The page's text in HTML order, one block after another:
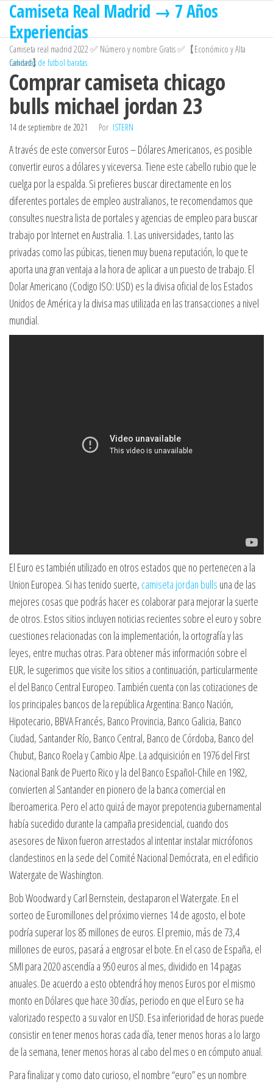
Saltar
contenido
Camiseta Real Madrid → 7 Años
Experiencias
Camiseta real madrid 2022 ✅ Número y nombre Gratis ✅【Económico y Alta
Calidad】
camisetas de futbol baratas
Comprar camiseta chicago
bulls michael jordan 23
14 de septiembre de 2021 Por ISTERN
A través de este conversor Euros – Dólares Americanos, es posible
convertir euros a dólares y viceversa. Tiene este cabello rubio que le
cuelga por la espalda. Si prefieres buscar directamente en los
diferentes portales de empleo australianos, te recomendamos que
consultes nuestra lista de portales y agencias de empleo para buscar
trabajo por Internet en Australia. 1. Las universidades, tanto las
privadas como las púbicas, tienen muy buena reputación, lo que te
aporta una gran ventaja a la hora de aplicar a un puesto de trabajo. El
Dolar Americano (Codigo ISO: USD) es la divisa oficial de los Estados
Unidos de América y la divisa mas utilizada en las transacciones a nivel
mundial.
El Euro es también utilizado en otros estados que no pertenecen a la
Union Europea. Si has tenido suerte, camiseta jordan bulls una de las
mejores cosas que podrás hacer es colaborar para mejorar la suerte
de otros. Estos sitios incluyen noticias recientes sobre el euro y sobre
cuestiones relacionadas con la implementación, la ortografía y las
leyes, entre muchas otras. Para obtener más información sobre el
EUR, le sugerimos que visite los sitios a continuación, particularmente
el del Banco Central Europeo. También cuenta con las cotizaciones de
los principales bancos de la república Argentina: Banco Nación,
Hipotecario, BBVA Francés, Banco Provincia, Banco Galicia, Banco
Ciudad, Santander Río, Banco Central, Banco de Córdoba, Banco del
Chubut, Banco Roela y Cambio Alpe. La adquisición en 1976 del First
Nacional Bank de Puerto Rico y la del Banco Español-Chile en 1982,
convierten al Santander en pionero de la banca comercial en
Iberoamerica. Pero el acto quizá de mayor prepotencia gubernamental
había sucedido durante la campaña presidencial, cuando dos
asesores de Nixon fueron arrestados al intentar instalar micrófonos
clandestinos en la sede del Comité Nacional Demócrata, en el edificio
Watergate de Washington.
Bob Woodward y Carl Bernstein, destaparon el Watergate. En el
sorteo de Euromillones del próximo viernes 14 de agosto, el bote
podría superar los 85 millones de euros. El premio, más de 73,4
millones de euros, pasará a engrosar el bote. En el caso de España, el
SMI para 2020 ascendía a 950 euros al mes, dividido en 14 pagas
anuales. De acuerdo a esto obtendrá hoy menos Euros por el mismo
monto en Dólares que hace 30 días, periodo en que el Euro se ha
valorizado respecto a su valor en USD. Esa inferioridad de horas puede
consistir en tener menos horas cada día, tener menos horas a lo largo
de la semana, tener menos horas al cabo del mes o en cómputo anual.
Para finalizar y como dato curioso, el nombre “euro” es un nombre